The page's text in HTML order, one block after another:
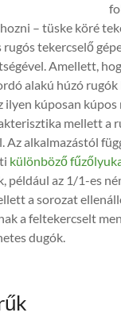
– tüske köré
tekercselő
Amellett,
alakú húzó rugók
kúposan kúpos
mellett a
alkalmazástól
különböző
például az 1/1-es
a sorozat
a feltekercselt
dugók.